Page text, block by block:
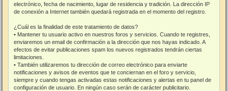
electrónico, fecha de nacimiento, lugar de residencia y tradición. La dirección IP
de conexión a Internet también quedará registrada en el momento del registro.
¿Cuál es la finalidad de este tratamiento de datos?
• Mantener tu usuario activo en nuestros foros y servicios. Cuando te registres,
enviaremos un email de confirmación a la dirección que nos hayas indicado. A
efectos de evitar publicaciones spam los nuevos registrados tendrán ciertas
limitaciones.
• También utilizaremos tu dirección de correo electrónico para enviarte
notificaciones y avisos de eventos que te conciernan en el foro y servicio,
siempre y cuando tengas activadas estas notificaciones y alertas en tu panel de
configuración de usuario. En ningún caso serán de carácter publicitario.